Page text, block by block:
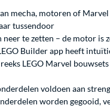
mecha, motoren of
tussendoor
te zetten – de motor is
Builder app heeft
LEGO Marvel
voldoen aan
worden gegooid,